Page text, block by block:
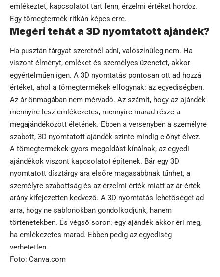
emlékeztet, kapcsolatot tart fenn, érzelmi értéket hordoz.
Egy tömegtermék ritkán képes erre.
Megéri tehát a 3D nyomtatott ajándék?
Ha pusztán tárgyat szeretnél adni, valószínűleg nem. Ha
viszont élményt, emléket és személyes üzenetet, akkor
egyértelműen igen. A 3D nyomtatás pontosan ott ad hozzá
értéket, ahol a tömegtermékek elfogynak: az egyediségben.
Az ár önmagában nem mérvadó. Az számít, hogy az ajándék
mennyire lesz emlékezetes, mennyire marad része a
megajándékozott életének. Ebben a versenyben a személyre
szabott, 3D nyomtatott ajándék szinte mindig előnyt élvez.
A tömegtermékek gyors megoldást kínálnak, az egyedi
ajándékok viszont kapcsolatot építenek. Bár egy 3D
nyomtatott dísztárgy ára elsőre magasabbnak tűnhet, a
személyre szabottság és az érzelmi érték miatt az ár-érték
arány kifejezetten kedvező. A 3D nyomtatás lehetőséget ad
arra, hogy ne sablonokban gondolkodjunk, hanem
történetekben. És végső soron: egy ajándék akkor éri meg,
ha emlékezetes marad. Ebben pedig az egyediség
verhetetlen.
Foto: Canva.com